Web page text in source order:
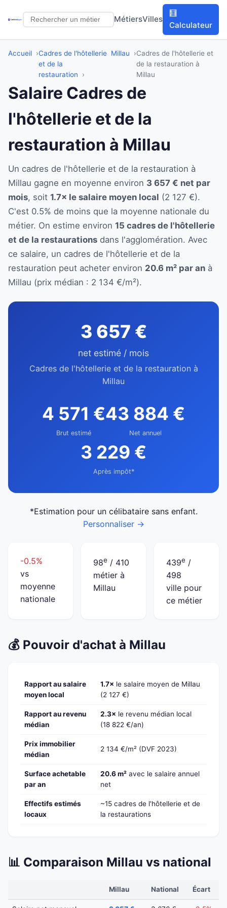
MétiersVilles
🧮
Calculateur
Accueil
Cadres de l'hôtellerie
et de la
restauration
Millau
Cadres de l'hôtellerie et
de la restauration à
Millau
Salaire Cadres de
l'hôtellerie et de la
restauration à Millau
Un cadres de l'hôtellerie et de la restauration à
Millau gagne en moyenne environ 3 657 € net par
mois, soit 1.7× le salaire moyen local (2 127 €).
C'est 0.5% de moins que la moyenne nationale du
métier. On estime environ 15 cadres de l'hôtellerie
et de la restaurations dans l'agglomération. Avec
ce salaire, un cadres de l'hôtellerie et de la
restauration peut acheter environ 20.6 m² par an à
Millau (prix médian : 2 134 €/m²).
3 657 €
net estimé / mois
Cadres de l'hôtellerie et de la restauration à
Millau
4 571 €
Brut estimé
43 884 €
Net annuel
3 229 €
Après impôt*
*Estimation pour un célibataire sans enfant.
Personnaliser →
-0.5%
vs
moyenne
nationale
98e / 410
métier à
Millau
439e /
498
ville pour
ce métier
💰 Pouvoir d'achat à Millau
Rapport au salaire
moyen local
1.7× le salaire moyen de Millau
(2 127 €)
Rapport au revenu
médian
2.3× le revenu médian local
(18 822 €/an)
Prix immobilier
médian
2 134 €/m² (DVF 2023)
Surface achetable
par an
20.6 m² avec le salaire annuel
net
Effectifs estimés
locaux
~15 cadres de l'hôtellerie et de
la restaurations
📊 Comparaison Millau vs national
Millau National Écart